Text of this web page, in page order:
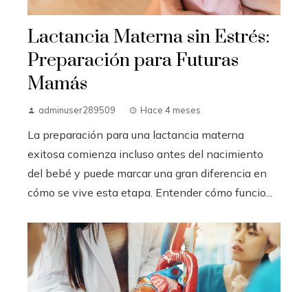
Lactancia Materna sin Estrés:
Preparación para Futuras
Mamás
adminuser289509 Hace 4 meses
La preparación para una lactancia materna
exitosa comienza incluso antes del nacimiento
del bebé y puede marcar una gran diferencia en
cómo se vive esta etapa. Entender cómo funcio...